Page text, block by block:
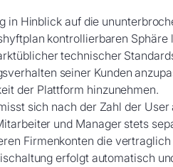
Hinblick auf die
kontrollierbaren
technischer
seiner Kunden
der Plattform hinzunehmen.
sich nach der Zahl der
und Manager stets
Firmenkonten die
erfolgt automatisch